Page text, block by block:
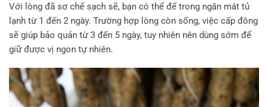
Với lòng đã sơ chế sạch sẽ, bạn có thể để trong ngăn mát tủ
lạnh từ 1 đến 2 ngày. Trường hợp lòng còn sống, việc cấp đông
sẽ giúp bảo quản từ 3 đến 5 ngày, tuy nhiên nên dùng sớm để
giữ được vị ngon tự nhiên.